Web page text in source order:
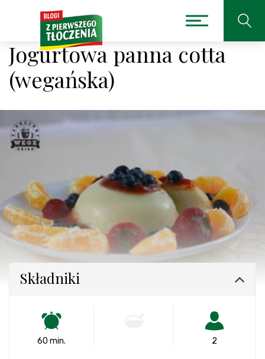
Jogurtowa panna cotta
(wegańska)
Składniki
60 min. 2